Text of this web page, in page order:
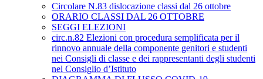
Circolare N.83 dislocazione classi dal 26 ottobre
ORARIO CLASSI DAL 26 OTTOBRE
SEGGI ELEZIONI
circ.n.82 Elezioni con procedura semplificata per il
rinnovo annuale della componente genitori e studenti
nei Consigli di classe e dei rappresentanti degli studenti
nel Consiglio d’Istituto